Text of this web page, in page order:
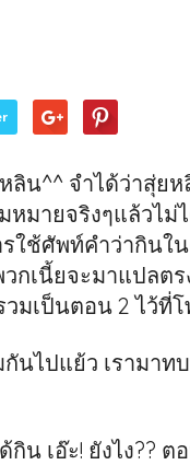
ลิน^^ จำได้ว่าสุ่ย
มายจริงๆแล้วไม่
ใช้ศัพท์คำว่ากินใ
กเนี้ยจะมาแปลต
มเป็นตอน 2 ไว้ที่
นไปแย้ว เรามา
น เอ๊ะ! ยังไง??